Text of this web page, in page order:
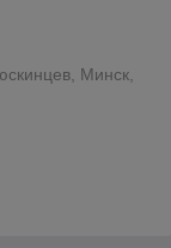
Минск,